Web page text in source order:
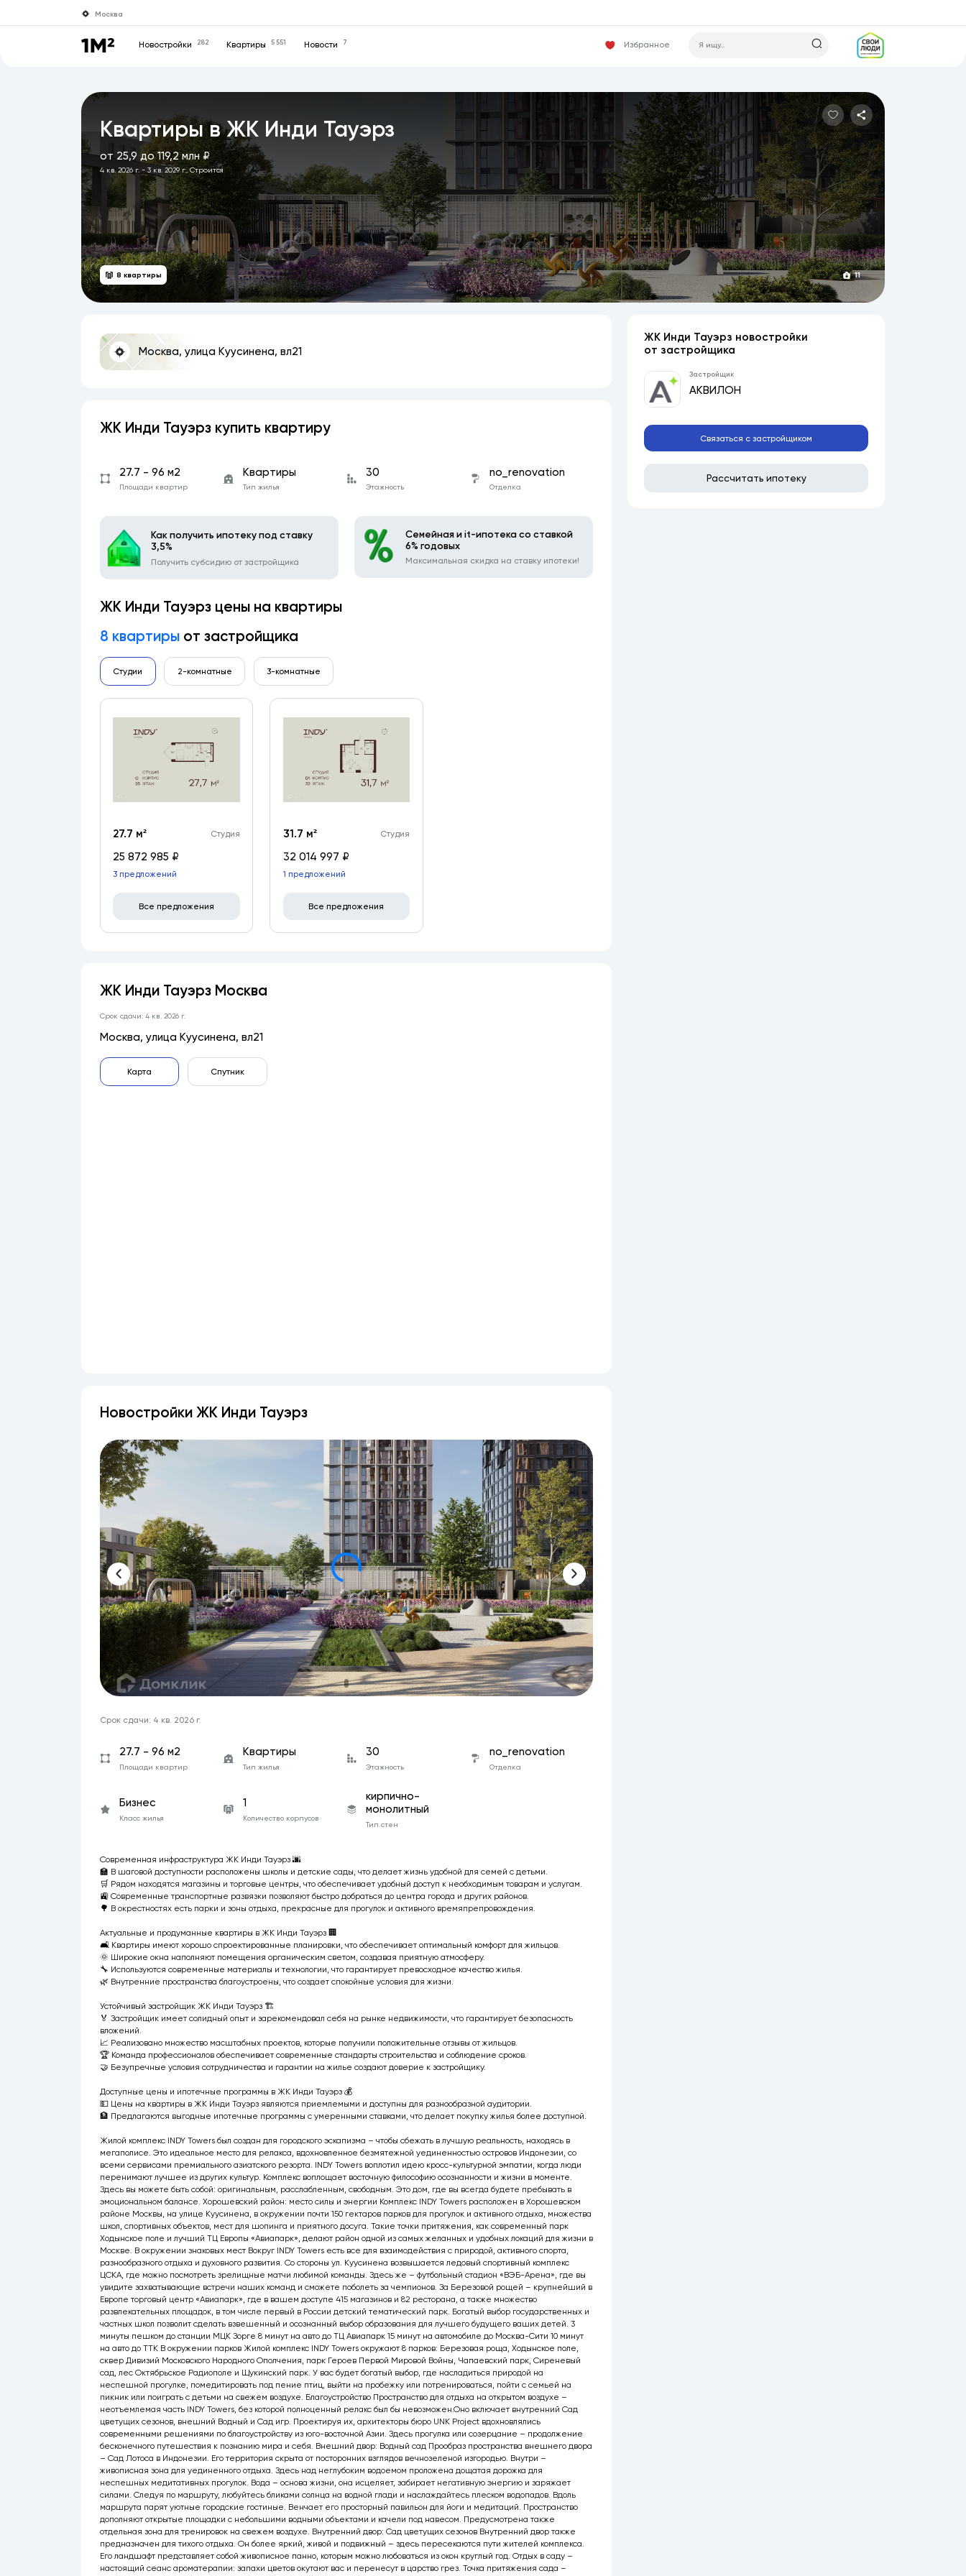
Москва
Новостройки 282 Квартиры 5 551 Новости 7 Избранное
Квартиры в ЖК Инди Тауэрз
от 25,9 до 119,2 млн ₽
4 кв. 2026 г. - 3 кв. 2029 г., Строится
8 квартиры 11
Москва, улица Куусинена, вл21
ЖК Инди Тауэрз купить квартиру
27.7 - 96 м2
Площади квартир
Квартиры
Тип жилья
30
Этажность
no_renovation
Отделка
Как получить ипотеку под ставку
3,5%
Получить субсидию от застройщика
Семейная и it-ипотека со ставкой
6% годовых
Максимальная скидка на ставку ипотеки!
ЖК Инди Тауэрз цены на квартиры
8 квартирыот застройщика
Студии 2-комнатные 3-комнатные
27.7 м² Студия
25 872 985 ₽
3 предложений
Все предложения
31.7 м² Студия
32 014 997 ₽
1 предложений
Все предложения
ЖК Инди Тауэрз Москва
Срок сдачи: 4 кв. 2026 г.
Москва, улица Куусинена, вл21
Карта Спутник
Новостройки ЖК Инди Тауэрз
Срок сдачи: 4 кв. 2026 г.
27.7 - 96 м2
Площади квартир
Квартиры
Тип жилья
30
Этажность
no_renovation
Отделка
Бизнес
Класс жилья
1
Количество корпусов
кирпично-
монолитный
Тип стен
Современная инфраструктура ЖК Инди Тауэрз 🌆
🏫 В шаговой доступности расположены школы и детские сады, что делает жизнь удобной для семей с детьми.
🛒 Рядом находятся магазины и торговые центры, что обеспечивает удобный доступ к необходимым товарам и услугам.
🚉 Современные транспортные развязки позволяют быстро добраться до центра города и других районов.
🌳 В окрестностях есть парки и зоны отдыха, прекрасные для прогулок и активного времяпрепровождения.
Актуальные и продуманные квартиры в ЖК Инди Тауэрз 🏢
🛋️ Квартиры имеют хорошо спроектированные планировки, что обеспечивает оптимальный комфорт для жильцов.
🌞 Широкие окна наполняют помещения органическим светом, создавая приятную атмосферу.
🔧 Используются современные материалы и технологии, что гарантирует превосходное качество жилья.
🌿 Внутренние пространства благоустроены, что создает спокойные условия для жизни.
Устойчивый застройщик ЖК Инди Тауэрз 🏗️
🏅 Застройщик имеет солидный опыт и зарекомендовал себя на рынке недвижимости, что гарантирует безопасность
вложений.
📈 Реализовано множество масштабных проектов, которые получили положительные отзывы от жильцов.
🏆 Команда профессионалов обеспечивает современные стандарты строительства и соблюдение сроков.
🤝 Безупречные условия сотрудничества и гарантии на жилье создают доверие к застройщику.
Доступные цены и ипотечные программы в ЖК Инди Тауэрз 💰
💵 Цены на квартиры в ЖК Инди Тауэрз являются приемлемыми и доступны для разнообразной аудитории.
🏦 Предлагаются выгодные ипотечные программы с умеренными ставками, что делает покупку жилья более доступной.
Жилой комплекс INDY Towers был создан для городского эскапизма – чтобы сбежать в лучшую реальность, находясь в
мегаполисе. Это идеальное место для релакса, вдохновленное безмятежной уединенностью островов Индонезии, со
всеми сервисами премиального азиатского резорта. INDY Towers воплотил идею кросс-культурной эмпатии, когда люди
перенимают лучшее из других культур. Комплекс воплощает восточную философию осознанности и жизни в моменте.
Здесь вы можете быть собой: оригинальным, расслабленным, свободным. Это дом, где вы всегда будете пребывать в
эмоциональном балансе. Хорошевский район: место силы и энергии Комплекс INDY Towers расположен в Хорошевском
районе Москвы, на улице Куусинена, в окружении почти 150 гектаров парков для прогулок и активного отдыха, множества
школ, спортивных объектов, мест для шопинга и приятного досуга. Такие точки притяжения, как современный парк
Ходынское поле и лучший ТЦ Европы «Авиапарк», делают район одной из самых желанных и удобных локаций для жизни в
Москве. В окружении знаковых мест Вокруг INDY Towers есть все для взаимодействия с природой, активного спорта,
разнообразного отдыха и духовного развития. Со стороны ул. Куусинена возвышается ледовый спортивный комплекс
ЦСКА, где можно посмотреть зрелищные матчи любимой команды. Здесь же – футбольный стадион «ВЭБ-Арена», где вы
увидите захватывающие встречи наших команд и сможете поболеть за чемпионов. За Березовой рощей – крупнейший в
Европе торговый центр «Авиапарк», где в вашем доступе 415 магазинов и 82 ресторана, а также множество
развлекательных площадок, в том числе первый в России детский тематический парк. Богатый выбор государственных и
частных школ позволит сделать взвешенный и осознанный выбор образования для лучшего будущего ваших детей. 3
минуты пешком до станции МЦК Зорге 8 минут на авто до ТЦ Авиапарк 15 минут на автомобиле до Москва-Сити 10 минут
на авто до ТТК В окружении парков Жилой комплекс INDY Towers окружают 8 парков: Березовая роща, Ходынское поле,
сквер Дивизий Московского Народного Ополчения, парк Героев Первой Мировой Войны, Чапаевский парк, Сиреневый
сад, лес Октябрьское Радиополе и Щукинский парк. У вас будет богатый выбор, где насладиться природой на
неспешной прогулке, помедитировать под пение птиц, выйти на пробежку или потренироваться, пойти с семьей на
пикник или поиграть с детьми на свежем воздухе. Благоустройство Пространство для отдыха на открытом воздухе –
неотъемлемая часть INDY Towers, без которой полноценный релакс был бы невозможен.Оно включает внутренний Сад
цветущих сезонов, внешний Водный и Сад игр. Проектируя их, архитекторы бюро UNK Project вдохновлялись
современными решениями по благоустройству из юго-восточной Азии. Здесь прогулка или созерцание – продолжение
бесконечного путешествия к познанию мира и себя. Внешний двор: Водный сад Прообраз пространства внешнего двора
– Сад Лотоса в Индонезии. Его территория скрыта от посторонних взглядов вечнозеленой изгородью. Внутри –
живописная зона для уединенного отдыха. Здесь над неглубоким водоемом проложена дощатая дорожка для
неспешных медитативных прогулок. Вода – основа жизни, она исцеляет, забирает негативную энергию и заряжает
силами. Следуя по маршруту, любуйтесь бликами солнца на водной глади и наслаждайтесь плеском водопадов. Вдоль
маршрута парят уютные городские гостиные. Венчает его просторный павильон для йоги и медитаций. Пространство
дополняют открытые площадки с небольшими водными объектами и качели под навесом. Предусмотрена также
отдельная зона для тренировок на свежем воздухе. Внутренний двор: Сад цветущих сезонов Внутренний двор также
предназначен для тихого отдыха. Он более яркий, живой и подвижный – здесь пересекаются пути жителей комплекса.
Его ландшафт представляет собой живописное панно, которым можно любоваться из окон круглый год. Отдых в саду –
настоящий сеанс ароматерапии: запахи цветов окутают вас и перенесут в царство грез. Точка притяжения сада –
ЖК Инди Тауэрз новостройки
от застройщика
Застройщик
АКВИЛОН
Связаться с застройщиком
Рассчитать ипотеку